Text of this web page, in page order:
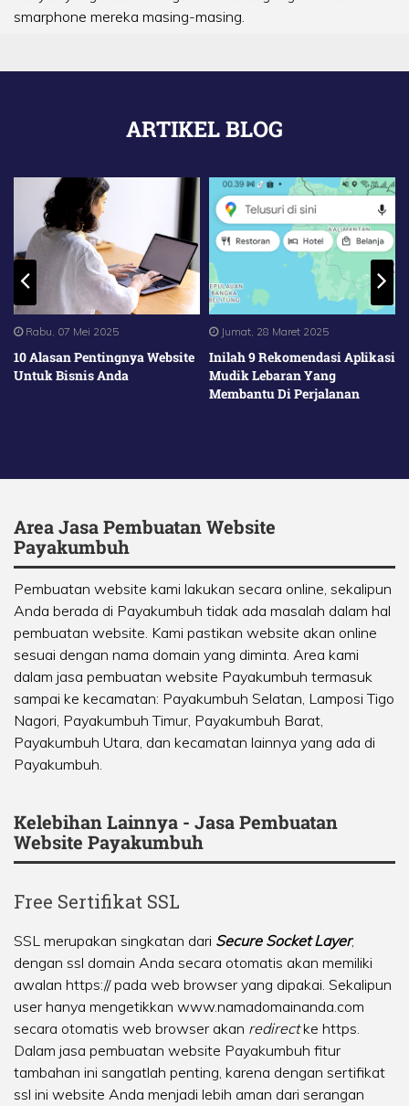
smarphone mereka masing-masing.
ARTIKEL BLOG
Rabu, 07 Mei 2025
10 Alasan Pentingnya Website
Untuk Bisnis Anda
Jumat, 28 Maret 2025
Inilah 9 Rekomendasi Aplikasi
Mudik Lebaran Yang
Membantu Di Perjalanan
Area Jasa Pembuatan Website
Payakumbuh
Pembuatan website kami lakukan secara online, sekalipun
Anda berada di Payakumbuh tidak ada masalah dalam hal
pembuatan website. Kami pastikan website akan online
sesuai dengan nama domain yang diminta. Area kami
dalam jasa pembuatan website Payakumbuh termasuk
sampai ke kecamatan: Payakumbuh Selatan, Lamposi Tigo
Nagori, Payakumbuh Timur, Payakumbuh Barat,
Payakumbuh Utara, dan kecamatan lainnya yang ada di
Payakumbuh.
Kelebihan Lainnya - Jasa Pembuatan
Website Payakumbuh
Free Sertifikat SSL
SSL merupakan singkatan dari Secure Socket Layer,
dengan ssl domain Anda secara otomatis akan memiliki
awalan https:// pada web browser yang dipakai. Sekalipun
user hanya mengetikkan www.namadomainanda.com
secara otomatis web browser akan redirectke https.
Dalam jasa pembuatan website Payakumbuh fitur
tambahan ini sangatlah penting, karena dengan sertifikat
ssl ini website Anda menjadi lebih aman dari serangan